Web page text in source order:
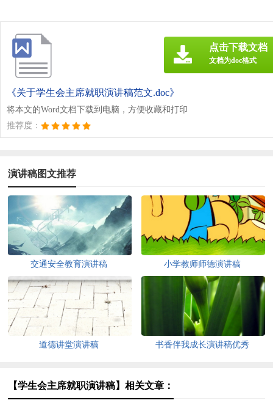
《关于学生会主席就职演讲稿范文.doc》
将本文的Word文档下载到电脑，方便收藏和打印
推荐度：
点击下载文档
文档为doc格式
演讲稿图文推荐
交通安全教育演讲稿 小学教师师德演讲稿
道德讲堂演讲稿 书香伴我成长演讲稿优秀
【学生会主席就职演讲稿】相关文章：